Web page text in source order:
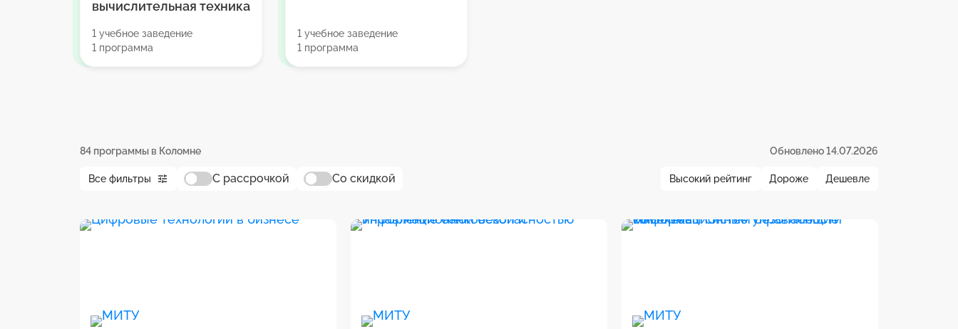
вычислительная техника
1 учебное заведение
1 программа
1 учебное заведение
1 программа
84 программы в Коломне Обновлено 14.07.2026
Все фильтры С рассрочкой Со скидкой Высокий рейтинг Дороже Дешевле